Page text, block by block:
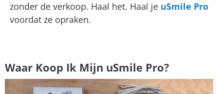
zonder de verkoop. Haal het. Haal je uSmile Pro
voordat ze opraken.
Waar Koop Ik Mijn uSmile Pro?